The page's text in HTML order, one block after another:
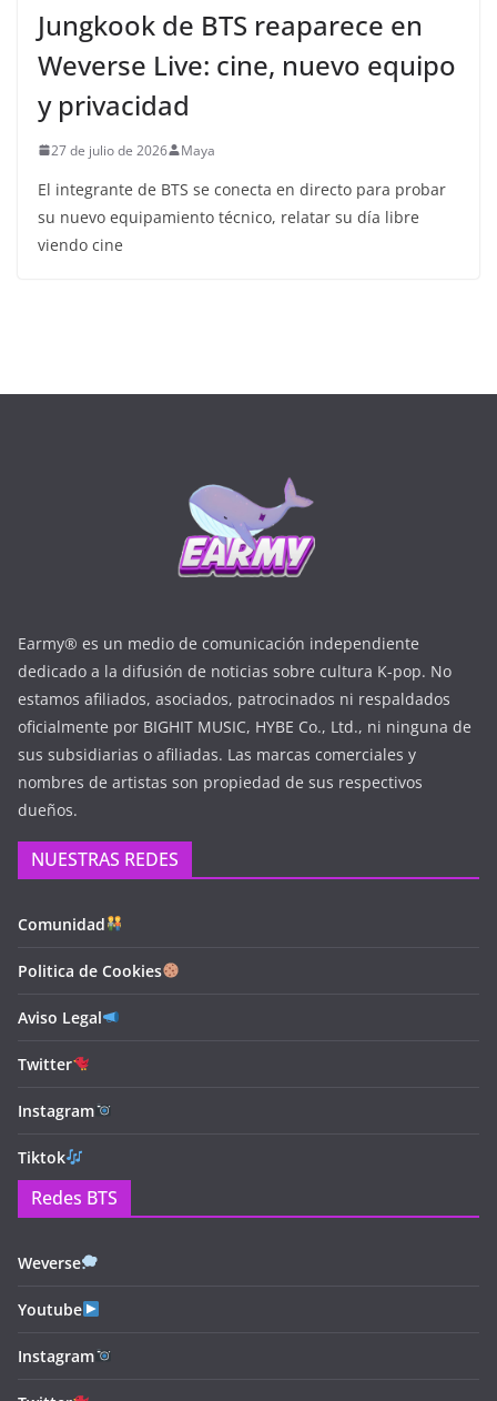
Jungkook de BTS reaparece en
Weverse Live: cine, nuevo equipo
y privacidad
27 de julio de 2026 Maya
El integrante de BTS se conecta en directo para probar
su nuevo equipamiento técnico, relatar su día libre
viendo cine
Earmy® es un medio de comunicación independiente
dedicado a la difusión de noticias sobre cultura K-pop. No
estamos afiliados, asociados, patrocinados ni respaldados
oficialmente por BIGHIT MUSIC, HYBE Co., Ltd., ni ninguna de
sus subsidiarias o afiliadas. Las marcas comerciales y
nombres de artistas son propiedad de sus respectivos
dueños.
NUESTRAS REDES
Comunidad
Politica de Cookies
Aviso Legal
Twitter
Instagram
Tiktok
Redes BTS
Weverse
Youtube
Instagram